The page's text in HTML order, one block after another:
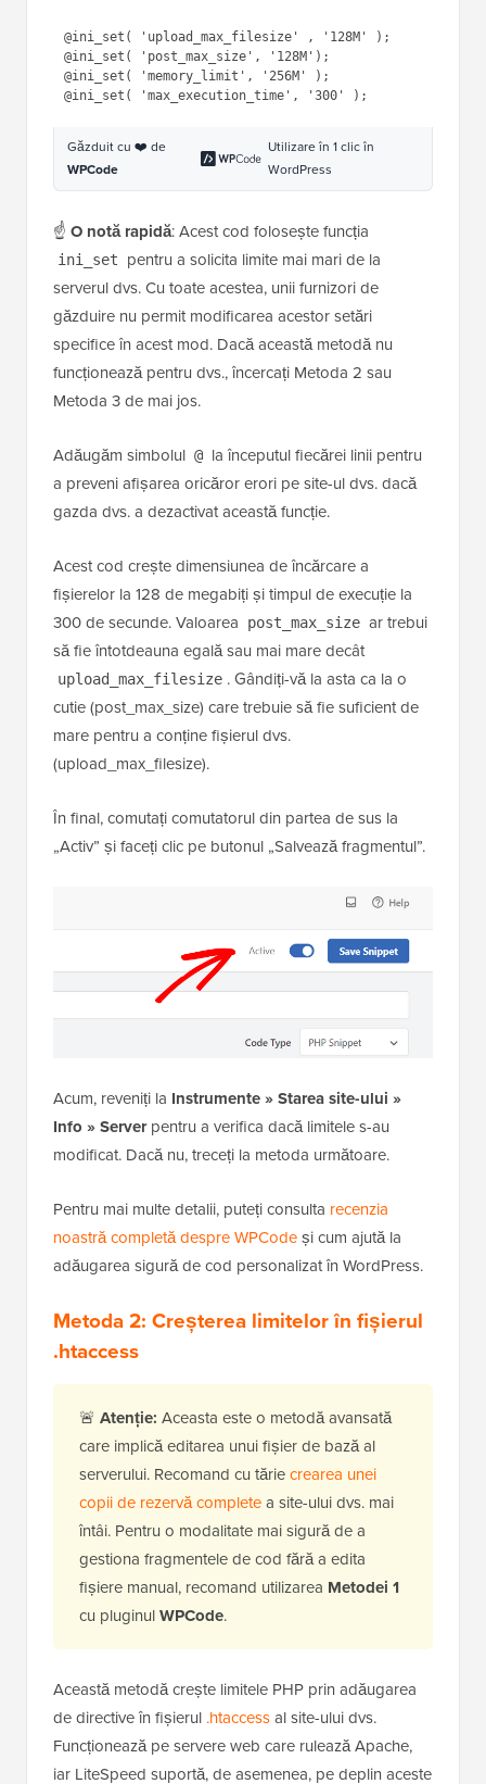
1
2
3
@ini_set( 'upload_max_filesize'
,
'128M' );
@ ini_set( 'post_max_size'
@ini_set ( 'memory_limit', '256M'
);
'300' );
Găzduit cu ❤️ de
WPCode
Utilizare în 1 clic în
WordPress
☝O notă rapidă: Acest cod folosește funcția
ini_set pentru a solicita limite mai mari de la
găzduire nu permit modificarea acestor setări
specifice în acest mod. Dacă această metodă nu
funcționează pentru dvs., încercați Metoda 2 sau
Adăugăm simbolul @ la începutul fiecărei linii pentru
a preveni afișarea oricăror erori pe site-ul dvs. dacă
gazda dvs. a dezactivat această funcție.
Acest cod crește dimensiunea de încărcare a
fișierelor la 128 de megabiți și timpul de execuție la
300 de secunde. Valoarea
upload_max_filesize . Gândiți-vă la asta ca la o
cutie (post_max_size) care trebuie să fie suficient de
În final, comutați comutatorul din partea de sus la
„Activ” și faceți clic pe butonul „Salvează fragmentul”.
Acum, reveniți laInstrumente » Starea site-ului »
Info » Serverpentru a verifica dacă limitele s-au
Pentru mai multe detalii, puteți consulta
Metoda 2: Creșterea limitelor în fișierul
.htaccess
🚨Atenție:Aceasta este o metodă avansată
care implică editarea unui fișier de bază al
serverului. Recomand cu tărie
gestiona fragmentele de cod fără a edita
fișiere manual, recomand utilizareaMetodei 1
cu pluginulWPCode.